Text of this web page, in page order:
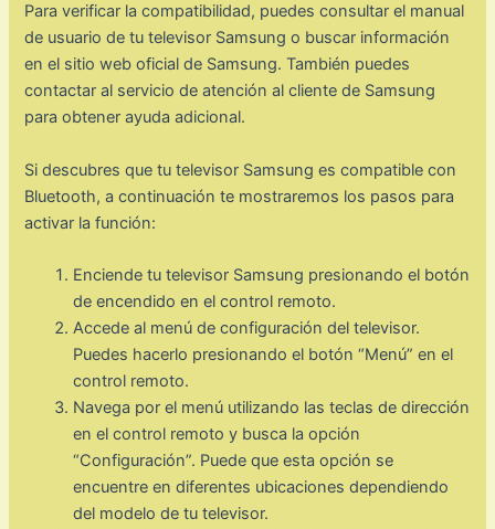
Para verificar la compatibilidad, puedes consultar el manual
de usuario de tu televisor Samsung o buscar información
en el sitio web oficial de Samsung. También puedes
contactar al servicio de atención al cliente de Samsung
para obtener ayuda adicional.
Si descubres que tu televisor Samsung es compatible con
Bluetooth, a continuación te mostraremos los pasos para
activar la función:
Enciende tu televisor Samsung presionando el botón
de encendido en el control remoto.
Accede al menú de configuración del televisor.
Puedes hacerlo presionando el botón “Menú” en el
control remoto.
Navega por el menú utilizando las teclas de dirección
en el control remoto y busca la opción
“Configuración”. Puede que esta opción se
encuentre en diferentes ubicaciones dependiendo
del modelo de tu televisor.